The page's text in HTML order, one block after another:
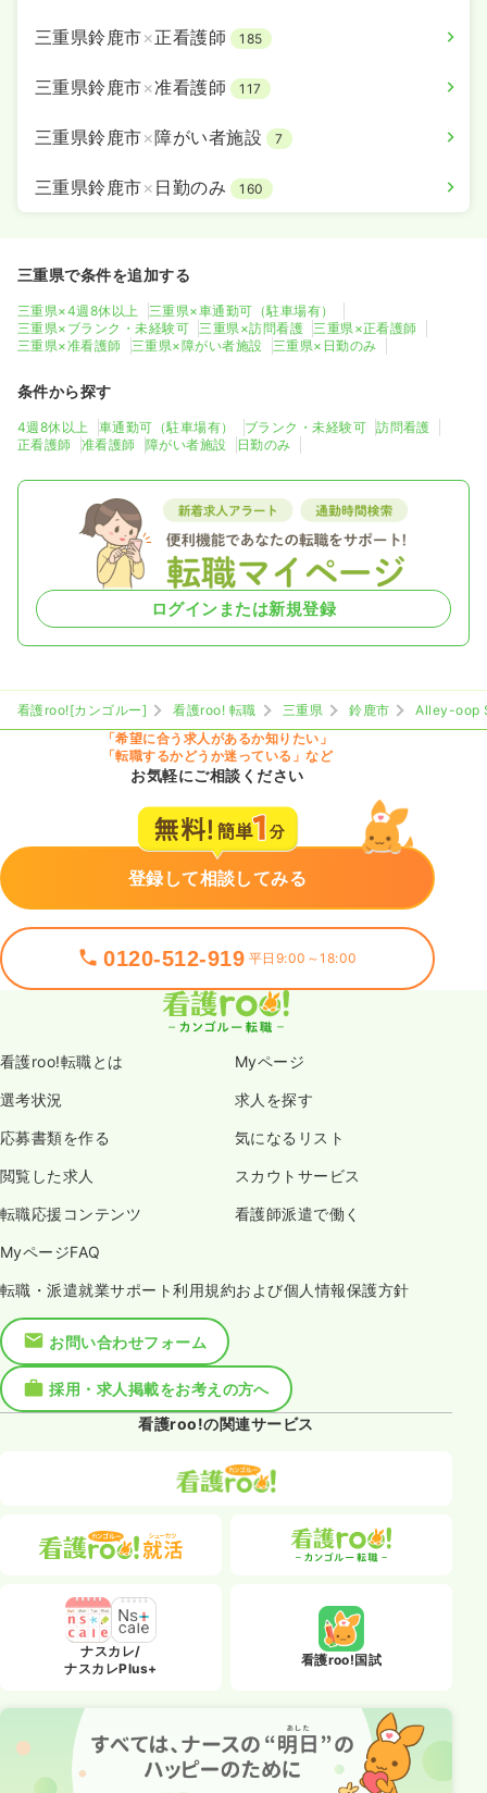
三重県鈴鹿市×正看護師 185
三重県鈴鹿市×准看護師 117
三重県鈴鹿市×障がい者施設 7
三重県鈴鹿市× 日勤のみ 160
三重県で条件を追加する
三重県×4週8休以上
三重県×車通勤可（駐車場有）
三重県×ブランク・未経験可
三重県×訪問看護
三重県×正看護師
三重県×准看護師
三重県×障がい者施設 三重県×日勤のみ
条件から探す
4週8休以上 車通勤可（駐車場有） ブランク・未経験可
訪問看護
正看護師
准看護師 障がい者施設 日勤のみ
ログインまたは新規登録
看護roo![カンゴルー] 看護roo! 転職 三重県 鈴鹿市
Alley-oop
「希望に合う求人があるか知りたい」
「転職するかどうか迷っている」など
お気軽にご相談ください
登録して相談してみる
0120-512-919 平日9:00～18:00
看護roo!転職とは Myページ
選考状況 求人を探す
応募書類を作る 気になるリスト
閲覧した求人 スカウトサービス
転職応援コンテンツ 看護師派遣で働く
MyページFAQ
転職・派遣就業サポート利用規約および個人情報保護方針
お問い合わせフォーム
採用・求人掲載をお考えの方へ
看護roo!の関連サービス
ナスカレ/
ナスカレPlus+
看護roo!国試